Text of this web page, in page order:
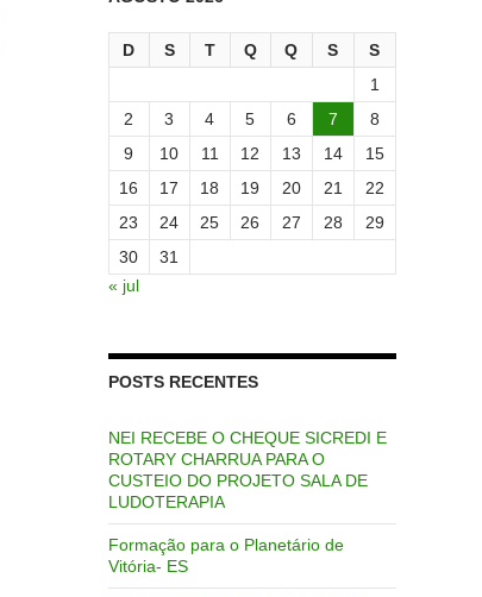
D S T Q Q S
S
1
2
3 4 5 6 7
8
9
10 11 12 13 14
15
16
17 18 19 20 21
22
23
24 25 26 27 28
29
30
31
« jul
POSTS RECENTES
NEI RECEBE O CHEQUE SICREDI E
ROTARY CHARRUA PARA O
CUSTEIO DO PROJETO SALA DE
LUDOTERAPIA
Formação para o Planetário de
Vitória- ES